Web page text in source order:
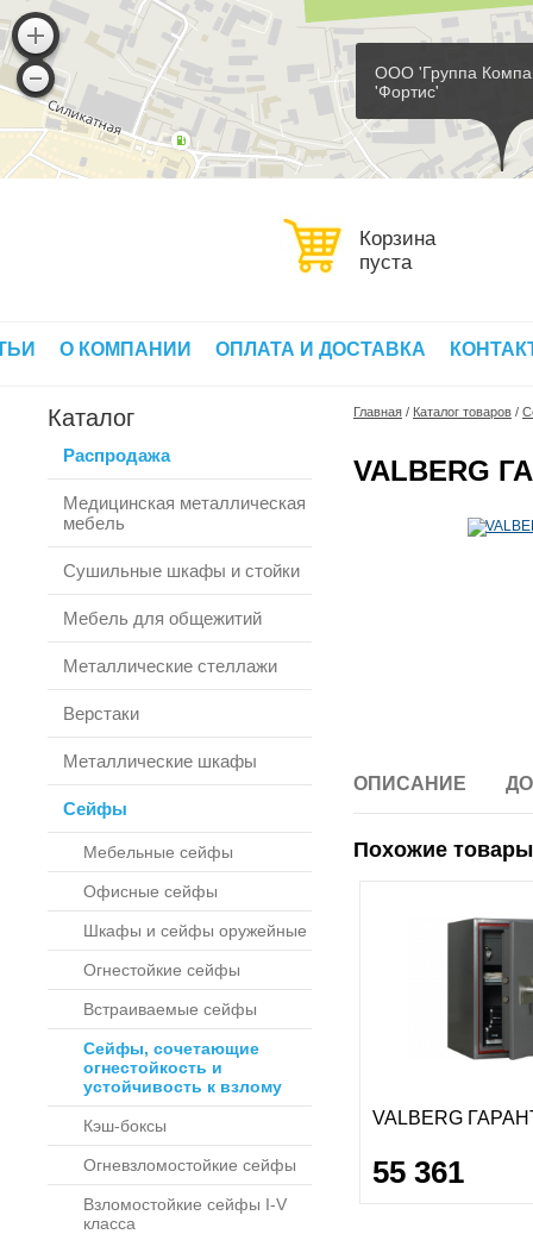
ООО 'Группа
'Фортис'
Корзина
пуста
О КОМПАНИИ ОПЛАТА И ДОСТАВКА
Каталог
Распродажа
Медицинская металлическая
мебель
Сушильные шкафы и стойки
Мебель для общежитий
Металлические стеллажи
Верстаки
Металлические шкафы
Сейфы
Мебельные сейфы
Офисные сейфы
Шкафы и сейфы оружейные
Огнестойкие сейфы
Встраиваемые сейфы
Сейфы, сочетающие
огнестойкость и
устойчивость к взлому
Кэш-боксы
Огневзломостойкие сейфы
Взломостойкие сейфы I-V
класса
Главная / Каталог товаров /
VALBERG
ОПИСАНИЕ
Похожие
VALBERG
55 361